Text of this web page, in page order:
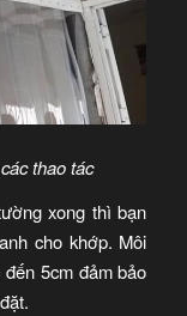
thao tác
xong thì bạn
cho khớp. Môi
5cm đảm bảo